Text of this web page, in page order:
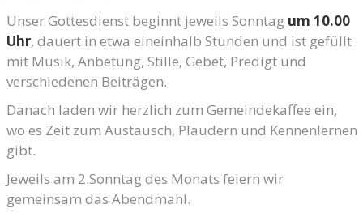
Unser Gottesdienst beginnt jeweils Sonntag um 10.00
Uhr, dauert in etwa eineinhalb Stunden und ist gefüllt
mit Musik, Anbetung, Stille, Gebet, Predigt und
verschiedenen Beiträgen.
Danach laden wir herzlich zum Gemeindekaffee ein,
wo es Zeit zum Austausch, Plaudern und Kennenlernen
gibt.
Jeweils am 2.Sonntag des Monats feiern wir
gemeinsam das Abendmahl.